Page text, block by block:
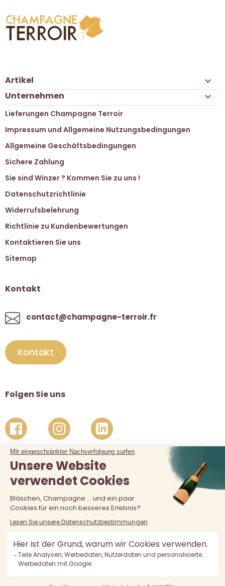
Artikel 
Unternehmen 
Lieferungen Champagne Terroir
Impressum und Allgemeine Nutzungsbedingungen
Allgemeine Geschäftsbedingungen
Sichere Zahlung
Sie sind Winzer ? Kommen Sie zu uns !
Datenschutzrichtlinie
Widerrufsbelehrung
Richtlinie zu Kundenbewertungen
Kontaktieren Sie uns
Sitemap
Kontakt
contact@champagne-terroir.fr
Kontakt
Folgen Sie uns
Der Verkauf von Alkohol an unter 18-Jährige ist verboten.
Alkoholmissbrauch ist gefährlich für die Gesundheit, in